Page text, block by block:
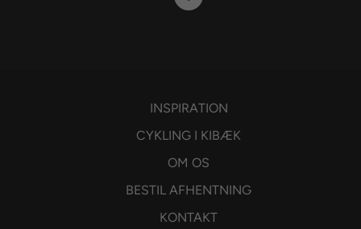
INSPIRATION
CYKLING I KIBÆK
OM OS
BESTIL AFHENTNING
KONTAKT